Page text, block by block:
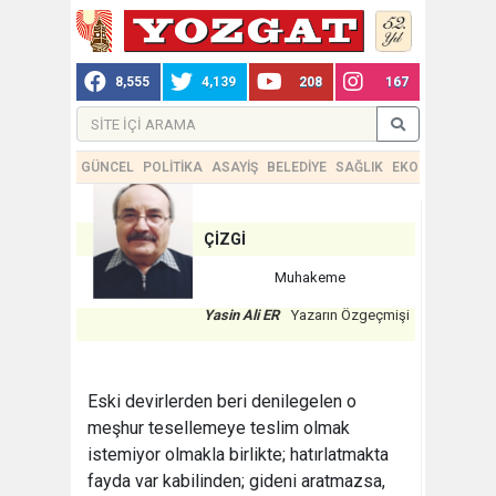
8,555 4,139 208 167
GÜNCEL POLİTİKA ASAYİŞ BELEDİYE SAĞLIK EKONOMİ
ÇİZGİ
Muhakeme
Yasin Ali ER Yazarın Özgeçmişi
Eski devirlerden beri denilegelen o
meşhur tesellemeye teslim olmak
istemiyor olmakla birlikte; hatırlatmakta
fayda var kabilinden; gideni aratmazsa,